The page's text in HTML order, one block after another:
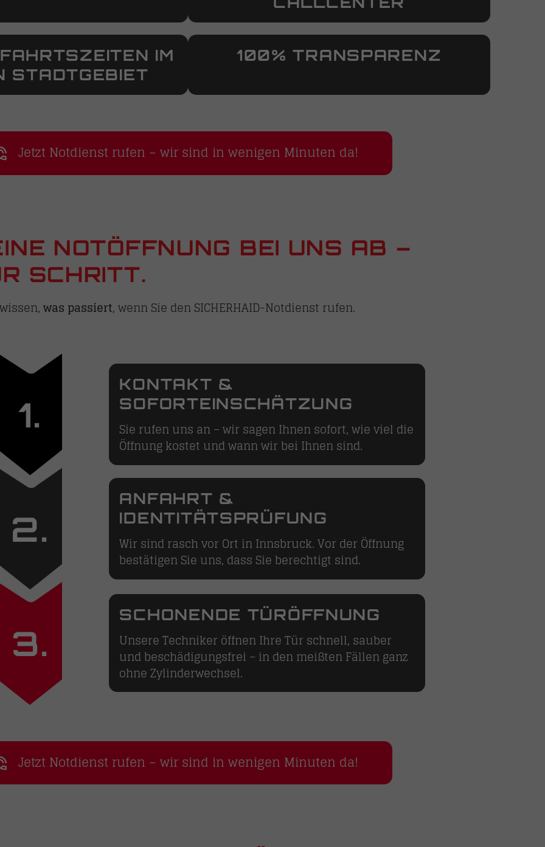
IM
STADTGEBIET
100% TRANSPARENZ
Jetzt Notdienst rufen – wir sind in wenigen Minuten da!
NOTÖFFNUNG BEI UNS AB –
SCHRITT.
was passiert, wenn Sie den SICHERHAID-Notdienst rufen.
1.
KONTAKT &
SOFORTEINSCHÄTZUNG
Sie rufen uns an – wir sagen Ihnen sofort, wie viel die
Öffnung kostet und wann wir bei Ihnen sind.
2.
ANFAHRT &
IDENTITÄTSPRÜFUNG
Wir sind rasch vor Ort in Innsbruck. Vor der Öffnung
bestätigen Sie uns, dass Sie berechtigt sind.
3.
SCHONENDE TÜRÖFFNUNG
Unsere Techniker öffnen Ihre Tür schnell, sauber
und beschädigungsfrei – in den meißten Fällen ganz
ohne Zylinderwechsel.
Jetzt Notdienst rufen – wir sind in wenigen Minuten da!